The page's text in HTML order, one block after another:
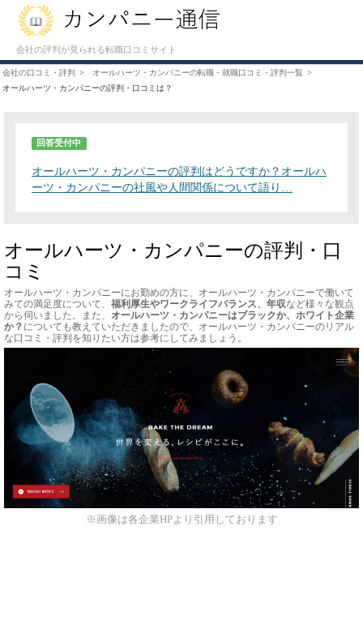
会社の評判が見られる転職口コミサイト
会社の口コミ・評判
オールハーツ・カンパニーの転職・就職口コミ・評判一覧
オールハーツ・カンパニーの評判・口コミは？
回答受付中
オールハーツ・カンパニーの評判はどうですか？オールハ
ーツ・カンパニーの社風や人間関係について語り…
オールハーツ・カンパニーの評判・口
コミ
オールハーツ・カンパニーにお勤めの方に、オールハーツ・カンパニーで働いて
みての満足度について、 福利厚生やワークライフバランス、年収など様々な観点
から伺いました。また、 オールハーツ・カンパニーはブラックか、ホワイト企業
か？ についても教えていただきましたので、オールハーツ・カンパニーのリアル
な口コミ・評判を知りたい方は参考にしてみましょう。
※画像は各企業HPより引用しております